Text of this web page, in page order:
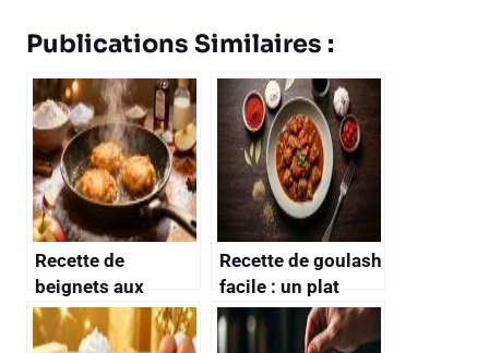
Publications Similaires :
Recette de
beignets aux
pommes à la poêle
: facile et délicieux
Recette de goulash
facile : un plat
traditionnel
savoureux